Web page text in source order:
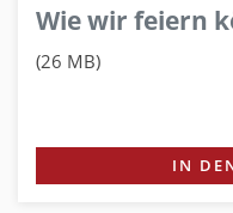
Wie wir feiern
(26 MB)
IN